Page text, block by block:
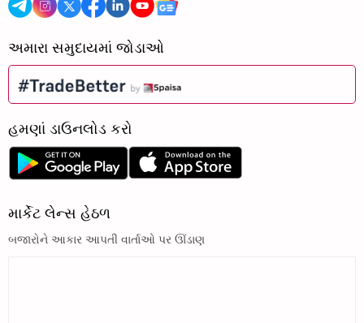
અમારા સમુદાયમાં જોડાઓ
હમણાં ડાઉનલોડ કરો
માર્કેટ લેન્સ હેઠળ
બજારોને આકાર આપતી વાર્તાઓ પર ઊંડાણ